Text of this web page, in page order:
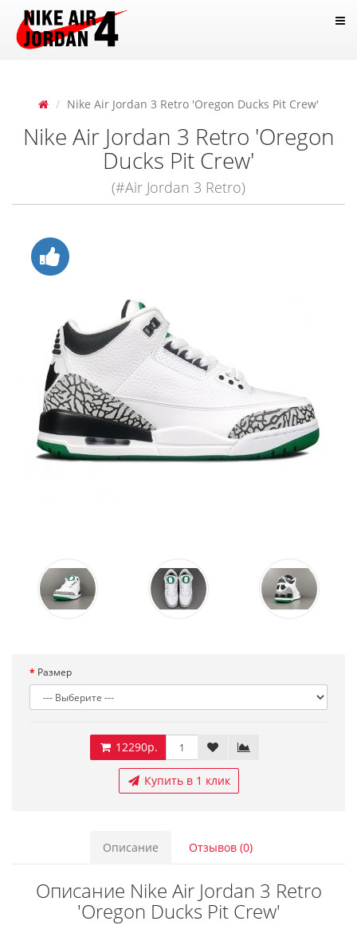
Nike Air Jordan 3 Retro 'Oregon Ducks Pit Crew'
Nike Air Jordan 3 Retro 'Oregon
Ducks Pit Crew'
(#Air Jordan 3 Retro)
Размер
12290р.
Купить в 1 клик
Описание Отзывов (0)
Описание Nike Air Jordan 3 Retro
'Oregon Ducks Pit Crew'